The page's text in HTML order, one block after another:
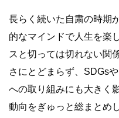
長らく続いた自粛の時期
的なマインドで人生を楽
スと切っては切れない関
さにとどまらず、SDGs
への取り組みにも大きく
動向をぎゅっと総まとめ